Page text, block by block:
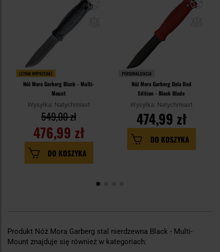
LETNIA WYPRZEDAŻ
Nóż Mora Garberg Black - Multi-
Mount
Wysyłka: Natychmiast
476,99 zł
549,00 zł
DO KOSZYKA
PERSONALIZACJA
Nóż Mora Garberg Dala Red
Edition - Black Blade
Wysyłka: Natychmiast
474,99 zł
DO KOSZYKA
Produkt Nóż Mora Garberg stal nierdzewna Black - Multi-
Mount znajduje się również w kategoriach: